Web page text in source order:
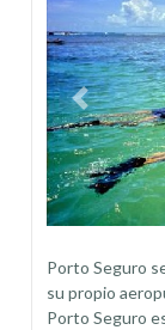
Previous
Porto Seguro
su propio
Porto Seguro